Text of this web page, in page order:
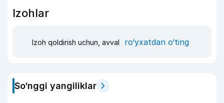
Izohlar
Izoh qoldirish uchun, avval ro‘yxatdan o‘ting
So‘nggi yangiliklar